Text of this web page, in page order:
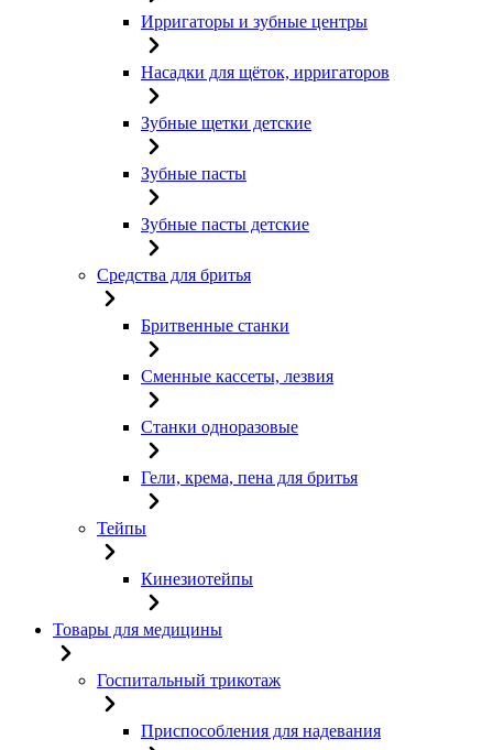
Ирригаторы и зубные центры
Насадки для щёток, ирригаторов
Зубные щетки детские
Зубные пасты
Зубные пасты детские
Средства для бритья
Бритвенные станки
Сменные кассеты, лезвия
Станки одноразовые
Гели, крема, пена для бритья
Тейпы
Кинезиотейпы
Товары для медицины
Госпитальный трикотаж
Приспособления для надевания